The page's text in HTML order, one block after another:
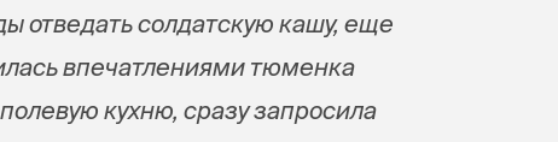
отведать солдатскую кашу, еще
впечатлениями тюменка
кухню, сразу запросила